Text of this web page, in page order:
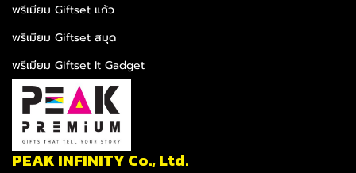
พรีเมียม Giftset แก้ว
พรีเมียม Giftset สมุด
พรีเมียม Giftset It Gadget
PEAK INFINITY Co., Ltd.